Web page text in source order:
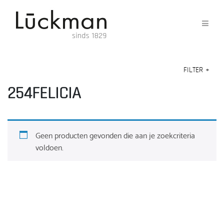
FILTER +
254FELICIA
Geen producten gevonden die aan je zoekcriteria
voldoen.